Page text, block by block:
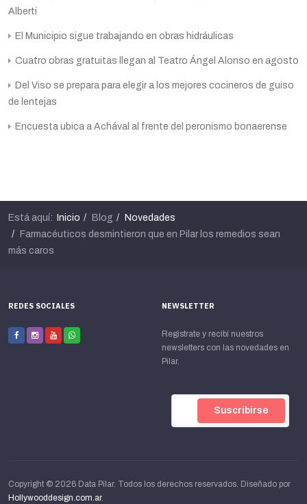
Alberti
El Municipio sigue trabajando en obras hidráulicas
Cuatro obras gratuitas llegan al Teatro Ángel Alonso en agosto
Del Viso se prepara para elegir a los mejores cocineros de guiso
de lentejas
Encuesta ubica a Achával al frente del peronismo bonaerense
Está aquí: Inicio Blog
Novedades
Farmacéuticos desmintieron que en Pilar los remedios sean
más caros
REDES SOCIALES NEWSLETTER
Registrate y recibí nuestros
newsletters con las novedades en
Pilar.
Copyright © 2026 Data Pilar. Todos los derechos reservados. Diseñado por
Hollywooddesign.com.ar.